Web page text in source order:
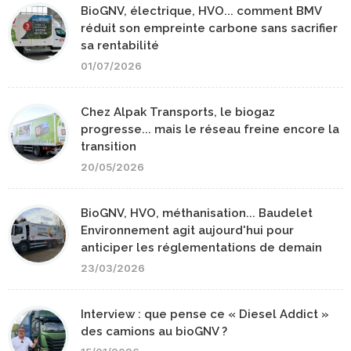
BioGNV, électrique, HVO... comment BMV
réduit son empreinte carbone sans sacrifier
sa rentabilité
01/07/2026
Chez Alpak Transports, le biogaz
progresse... mais le réseau freine encore la
transition
20/05/2026
BioGNV, HVO, méthanisation... Baudelet
Environnement agit aujourd'hui pour
anticiper les réglementations de demain
23/03/2026
Interview : que pense ce « Diesel Addict »
des camions au bioGNV ?